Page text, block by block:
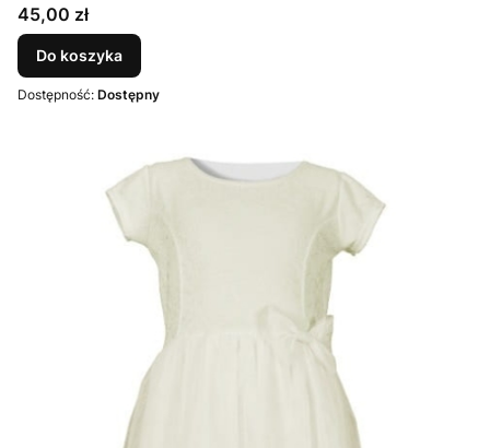
Cena
45,00 zł
Do koszyka
Dostępność: Dostępny